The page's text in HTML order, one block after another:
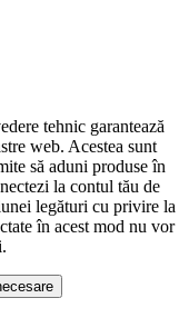
tehnic garantează
web. Acestea sunt
să aduni produse în
la contul tău de
legături cu privire la
în acest mod nu vor